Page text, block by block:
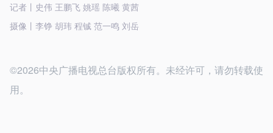
记者丨史伟 王鹏飞 姚瑶 陈曦 黄茜
摄像丨李铮 胡玮 程铖 范一鸣 刘岳
©2026中央广播电视总台版权所有。未经许可，请勿转载使
用。